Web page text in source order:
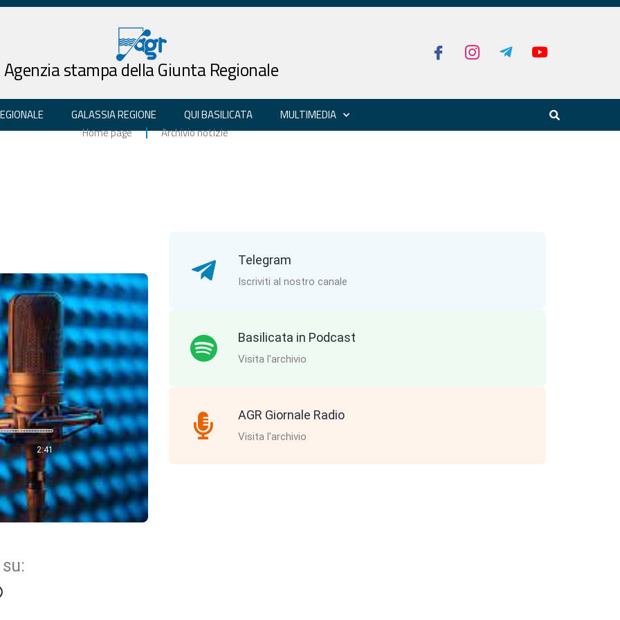
Agenzia stampa della Giunta Regionale
GALASSIA REGIONE QUI BASILICATA
MULTIMEDIA
Home page
Archivio notizie
2:41
Telegram
Iscriviti al nostro canale
Basilicata in Podcast
Visita l'archivio
AGR Giornale Radio
Visita l'archivio